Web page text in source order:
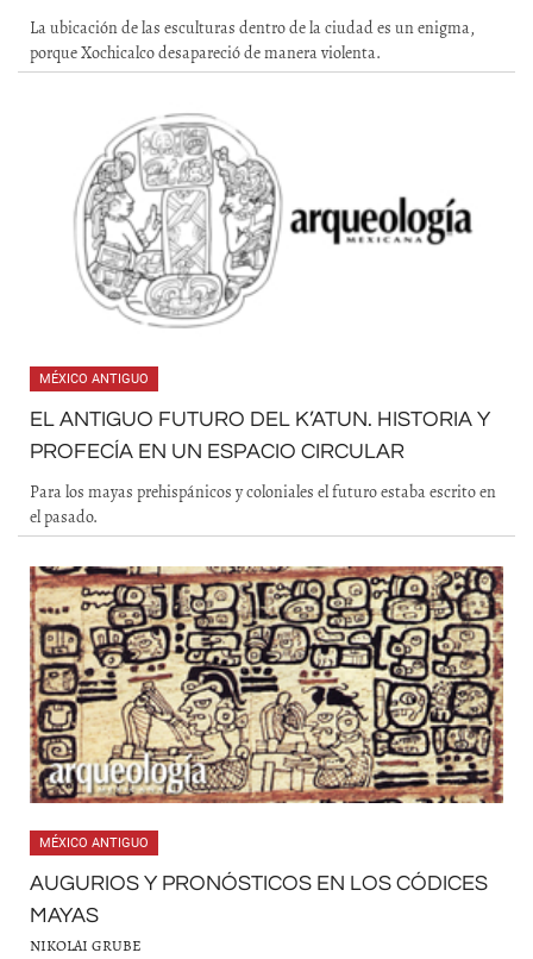
La ubicación de las esculturas dentro de la ciudad es un enigma,
porque Xochicalco desapareció de manera violenta.
MÉXICO ANTIGUO
EL ANTIGUO FUTURO DEL K’ATUN. HISTORIA Y
PROFECÍA EN UN ESPACIO CIRCULAR
Para los mayas prehispánicos y coloniales el futuro estaba escrito en
el pasado.
MÉXICO ANTIGUO
AUGURIOS Y PRONÓSTICOS EN LOS CÓDICES
MAYAS
NIKOLAI GRUBE